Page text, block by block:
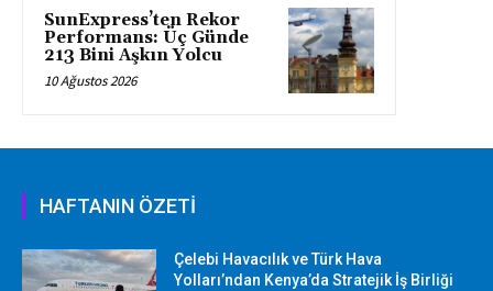
SunExpress’ten Rekor
Performans: Üç Günde
213 Bini Aşkın Yolcu
10 Ağustos 2026
HAFTANIN ÖZETİ
Çelebi Havacılık ve Türk Hava
Yolları’ndan Kenya’da Stratejik İş Birliği